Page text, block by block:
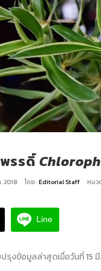
พรรดิ์
2018 โดย :Editorial Staff หมว
Line
รุงข้อมูลล่าสุดเมื่อวันที่ 15 มี